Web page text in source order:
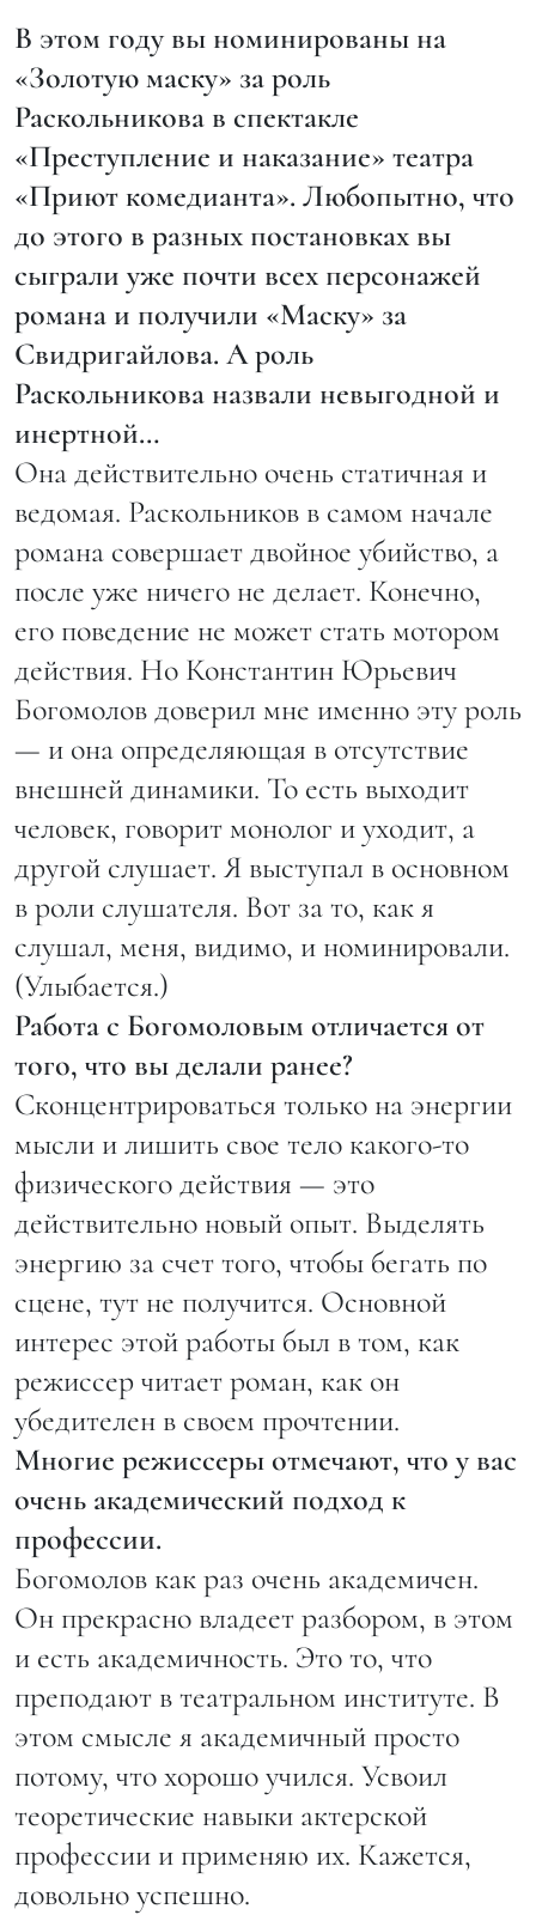
В этом году вы номинированы на
«Золотую маску» за роль
Раскольникова в спектакле
«Преступление и наказание» театра
«Приют комедианта». Любопытно, что
до этого в разных постановках вы
сыграли уже почти всех персонажей
романа и получили «Маску» за
Свидригайлова. А роль
Раскольникова назвали невыгодной и
инертной…
Она действительно очень статичная и
ведомая. Раскольников в самом начале
романа совершает двойное убийство, а
после уже ничего не делает. Конечно,
его поведение не может стать мотором
действия. Но Константин Юрьевич
Богомолов доверил мне именно эту роль
— и она определяющая в отсутствие
внешней динамики. То есть выходит
человек, говорит монолог и уходит, а
другой слушает. Я выступал в основном
в роли слушателя. Вот за то, как я
слушал, меня, видимо, и номинировали.
(Улыбается.)
Работа с Богомоловым отличается от
того, что вы делали ранее?
Сконцентрироваться только на энергии
мысли и лишить свое тело какого-то
физического действия — это
действительно новый опыт. Выделять
энергию за счет того, чтобы бегать по
сцене, тут не получится. Основной
интерес этой работы был в том, как
режиссер читает роман, как он
убедителен в своем прочтении.
Многие режиссеры отмечают, что у вас
очень академический подход к
профессии.
Богомолов как раз очень академичен.
Он прекрасно владеет разбором, в этом
и есть академичность. Это то, что
преподают в театральном институте. В
этом смысле я академичный просто
потому, что хорошо учился. Усвоил
теоретические навыки актерской
профессии и применяю их. Кажется,
довольно успешно.